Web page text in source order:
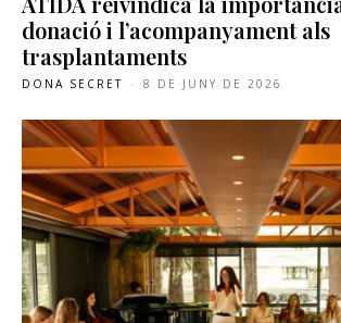
donació i l’acompanyament als
trasplantaments
DONA SECRET - 8 DE JUNY DE 2026